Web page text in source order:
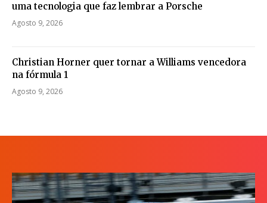
uma tecnologia que faz lembrar a Porsche
Agosto 9, 2026
Christian Horner quer tornar a Williams vencedora
na fórmula 1
Agosto 9, 2026